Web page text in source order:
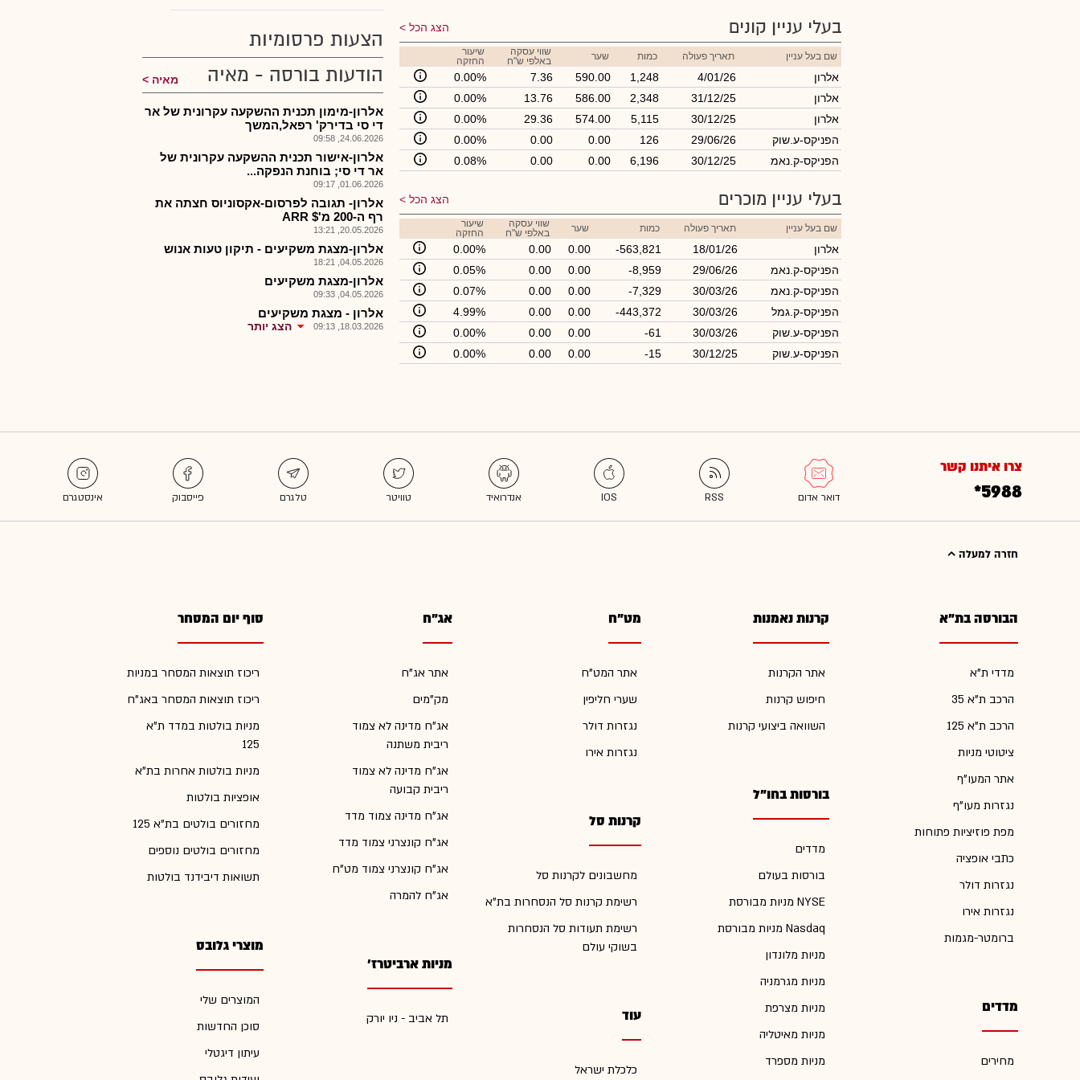
בעלי עניין קונים הצג הכל
שם בעל עניין תאריך פעולה כמות שער
שווי עסקה
באלפי ש"ח
שיעור
החזקה
אלרון 4/01/26
1,248
590.00
7.36
0.00%
אלרון
31/12/25
2,348
586.00
13.76
0.00%
אלרון
30/12/25
5,115
574.00
29.36
0.00%
הפניקס-ע.שוק
29/06/26
126
0.00
0.00
0.00%
הפניקס-ק.נאמ
30/12/25
6,196
0.00
0.00
0.08%
בעלי עניין מוכרים הצג הכל
שם בעל עניין תאריך פעולה כמות שער
שווי עסקה
באלפי ש"ח
שיעור
החזקה
אלרון 18/01/26
-563,821
0.00
0.00
0.00%
הפניקס-ק.נאמ
29/06/26
-8,959
0.00
0.00
0.05%
הפניקס-ק.נאמ
30/03/26
-7,329
0.00
0.00
0.07%
הפניקס-ק.גמל
30/03/26
-443,372
0.00
0.00
4.99%
הפניקס-ע.שוק
30/03/26
-61
0.00
0.00
0.00%
הפניקס-ע.שוק
30/12/25
-15
0.00
0.00
0.00%
הצעות פרסומיות
הודעות בורסה - מאיה
מאיה
אלרון-מימון תכנית ההשקעה עקרונית של אר
די סי בדירק' רפאל,המשך
24.06.2026, 09:58
אלרון-אישור תכנית ההשקעה עקרונית של
אר די סי; בוחנת הנפקה...
01.06.2026, 09:17
אלרון- תגובה לפרסום-אקסוניוס חצתה את
רף ה-200 מ'$ ARR
20.05.2026, 13:21
אלרון-מצגת משקיעים - תיקון טעות אנוש
04.05.2026, 18:21
אלרון-מצגת משקיעים
04.05.2026, 09:33
אלרון - מצגת משקיעים
18.03.2026, 09:13 הצג יותר
צרו איתנו קשר
*5988
חזרה למעלה
הבורסה בת"א
מדדי ת"א
הרכב ת"א 35
הרכב ת"א 125
ציטוטי מניות
אתר המעו"ף
נגזרות מעו"ף
מפת פוזיציות פתוחות
כתבי אופציה
נגזרות דולר
נגזרות אירו
ברומטר-מגמות
מדדים
מחירים
קרנות נאמנות
אתר הקרנות
חיפוש קרנות
השוואה ביצועי קרנות
בורסות בחו"ל
מדדים
בורסות בעולם
מניות מבורסת NYSE
מניות מבורסת Nasdaq
מניות מלונדון
מניות מגרמניה
מניות מצרפת
מניות מאיטליה
מניות מספרד
מט"ח
אתר המט"ח
שערי חליפין
נגזרות דולר
נגזרות אירו
קרנות סל
מחשבונים לקרנות סל
רשימת קרנות סל הנסחרות בת"א
רשימת תעודות סל הנסחרות
בשוקי עולם
עוד
כלכלת ישראל
אג"ח
אתר אג"ח
מק"מים
אג"ח מדינה לא צמוד
ריבית משתנה
אג"ח מדינה לא צמוד
ריבית קבועה
אג"ח מדינה צמוד מדד
אג"ח קונצרני צמוד מדד
אג"ח קונצרני צמוד מט"ח
אג"ח להמרה
מניות ארביטרז'
תל אביב - ניו יורק
סוף יום המסחר
ריכוז תוצאות המסחר במניות
ריכוז תוצאות המסחר באג"ח
מניות בולטות במדד ת"א
125
מניות בולטות אחרות בת"א
אופציות בולטות
מחזורים בולטים בת"א 125
מחזורים בולטים נוספים
תשואות דיבידנד בולטות
מוצרי גלובס
המוצרים שלי
סוכן החדשות
עיתון דיגטלי